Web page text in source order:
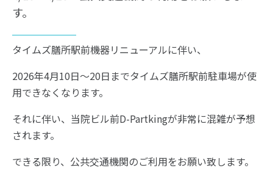
す。
タイムズ膳所駅前機器リニューアルに伴い、
2026年4月10日〜20日までタイムズ膳所駅前駐車場が使
用できなくなります。
それに伴い、当院ビル前D-Partkingが非常に混雑が予想
されます。
できる限り、公共交通機関のご利用をお願い致します。